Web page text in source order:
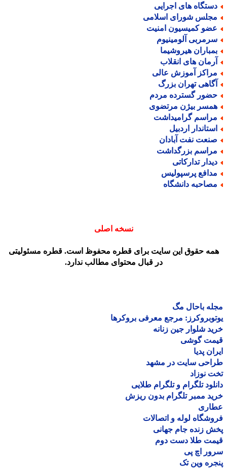
های اجرایی
شورای اسلامی
کمیسیون امنیت
آلومینیوم
هیروشیما
های انقلاب
آموزش عالی
تهران بزرگ
گسترده مردم
بیژن مرتضوی
گرامیداشت
اردبیل
نفت آبادان
بزرگداشت
تدارکاتی
پرسپولیس
دانشگاه
نسخه اصلی
حقوق این سایت برای قطره محفوظ است. قطره مسئولیتی
در قبال محتوای مطالب ندارد.
باحال مگ
مرجع معرفی بروکرها
شلوار جین زنانه
گوشی
پدیا
سایت در مشهد
نوزاد
تلگرام و تلگرام طلایی
ممبر تلگرام بدون ریزش
لوله و اتصالات
زنده جام جهانی
طلا دست دوم
اچ پی
وین تک